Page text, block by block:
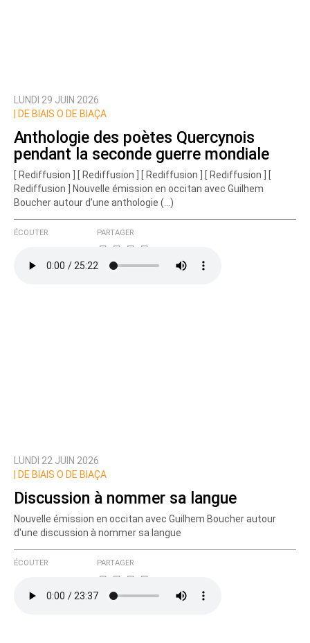
LUNDI 29 JUIN 2026
DE BIAIS O DE BIAÇA
Anthologie des poètes Quercynois
pendant la seconde guerre mondiale
[ Rediffusion ] [ Rediffusion ] [ Rediffusion ] [ Rediffusion ] [
Rediffusion ] Nouvelle émission en occitan avec Guilhem
Boucher autour d’une anthologie (…)
ÉCOUTER PARTAGER
LUNDI 22 JUIN 2026
DE BIAIS O DE BIAÇA
Discussion à nommer sa langue
Nouvelle émission en occitan avec Guilhem Boucher autour
d'une discussion à nommer sa langue
ÉCOUTER PARTAGER